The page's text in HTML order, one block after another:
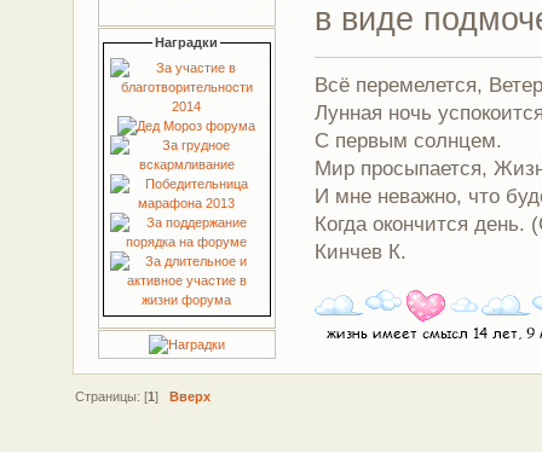
Наградки
в виде
Всё перемелется,
Лунная ночь
С первым солнцем.
Мир просыпается,
И мне неважно, что
Когда окончится день.
Кинчев К.
Страницы: [1] Вверх